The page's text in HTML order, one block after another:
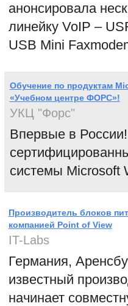
анонсировала
линейку VoIP –
USB Mini
Обучение по продуктам
«Учебном центре ФОРС»!
УКЦ "Форс"
Впервые в
системы Microsoft
Производитель блоков
компанией Point of View
IT-Labs
Германия,
известный
начинает